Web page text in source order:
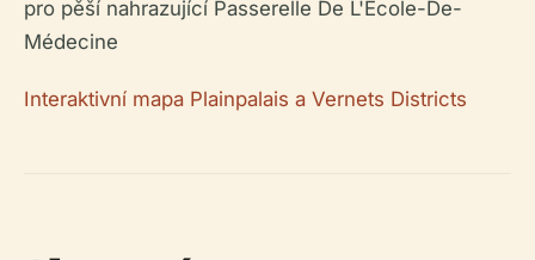
pro pěší nahrazující Passerelle De L'École-De-
Médecine
Interaktivní mapa Plainpalais a Vernets Districts